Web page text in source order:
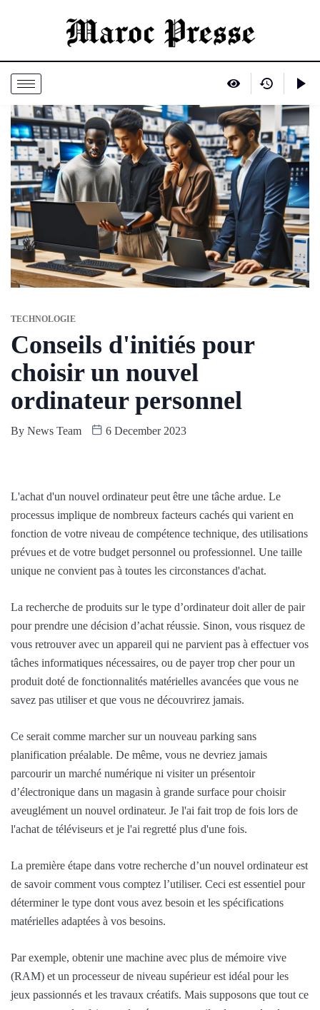
TECHNOLOGIE
Conseils d'initiés pour
choisir un nouvel
ordinateur personnel
By News Team 6 December 2023
L'achat d'un nouvel ordinateur peut être une tâche ardue. Le
processus implique de nombreux facteurs cachés qui varient en
fonction de votre niveau de compétence technique, des utilisations
prévues et de votre budget personnel ou professionnel. Une taille
unique ne convient pas à toutes les circonstances d'achat.
La recherche de produits sur le type d’ordinateur doit aller de pair
pour prendre une décision d’achat réussie. Sinon, vous risquez de
vous retrouver avec un appareil qui ne parvient pas à effectuer vos
tâches informatiques nécessaires, ou de payer trop cher pour un
produit doté de fonctionnalités matérielles avancées que vous ne
savez pas utiliser et que vous ne découvrirez jamais.
Ce serait comme marcher sur un nouveau parking sans
planification préalable. De même, vous ne devriez jamais
parcourir un marché numérique ni visiter un présentoir
d’électronique dans un magasin à grande surface pour choisir
aveuglément un nouvel ordinateur. Je l'ai fait trop de fois lors de
l'achat de téléviseurs et je l'ai regretté plus d'une fois.
La première étape dans votre recherche d’un nouvel ordinateur est
de savoir comment vous comptez l’utiliser. Ceci est essentiel pour
déterminer le type dont vous avez besoin et les spécifications
matérielles adaptées à vos besoins.
Par exemple, obtenir une machine avec plus de mémoire vive
(RAM) et un processeur de niveau supérieur est idéal pour les
jeux passionnés et les travaux créatifs. Mais supposons que tout ce